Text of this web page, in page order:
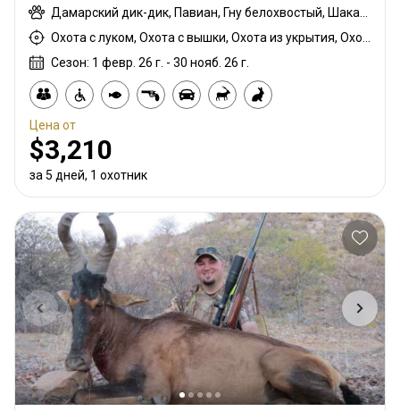
Сезон: 1 февр. 26 г. - 30 нояб. 26 г.
Цена от
$3,210
за 5 дней, 1 охотник